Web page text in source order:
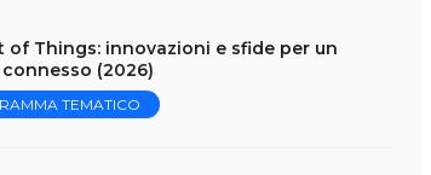
of Things: innovazioni e sfide per un
(2026)
TEMATICO